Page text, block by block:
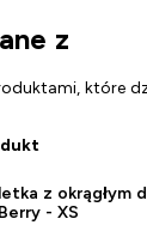
z
które
z okrągłym
- XS